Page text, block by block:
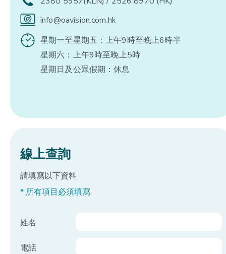
info@oavision.com.hk
星期一至星期五：上午9時至晚上6時半
星期六：上午9時至晚上5時
星期日及公眾假期：休息
線上查詢
請填寫以下資料
* 所有項目必須填寫
姓名
電話